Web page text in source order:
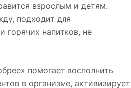
взрослым и детям.
подходит для
горячих напитков, не
помогает восполнить
в организме, активизирует